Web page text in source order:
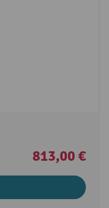
813,00 €